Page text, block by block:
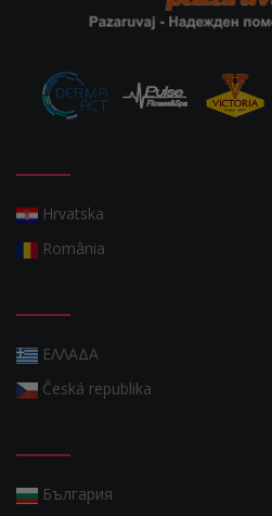
Hrvatska
România
ΕΛΛΑΔΑ
Česká republika
България